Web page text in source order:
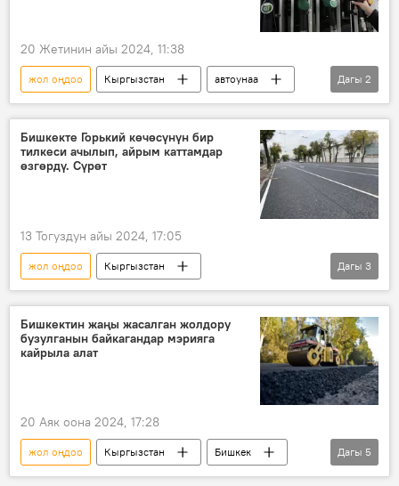
20 Жетинин айы 2024, 11:38
жол оңдоо Кыргызстан
автоунаа
мыйзам долбоору
парламент
Дагы 2
Бишкекте Горький көчөсүнүн бир
тилкеси ачылып, айрым каттамдар
өзгөрдү. Сүрөт
13 Тогуздун айы 2024, 17:05
жол оңдоо
Кыргызстан
Бишкек мэриясы
автобус
Дагы 3
Бишкектин жаңы жасалган жолдору
бузулганын байкагандар мэрияга
кайрыла алат
20 Аяк оона 2024, 17:28
жол оңдоо Кыргызстан
Бишкек
көчө
жол оңдоо
ремонт
Дагы 5